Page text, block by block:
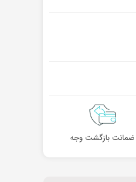
ضمانت بازگشت وجه